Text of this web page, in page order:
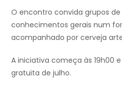
O encontro convida grupos
conhecimentos gerais num
acompanhado por cerveja
A iniciativa começa às 19h00
gratuita de julho.